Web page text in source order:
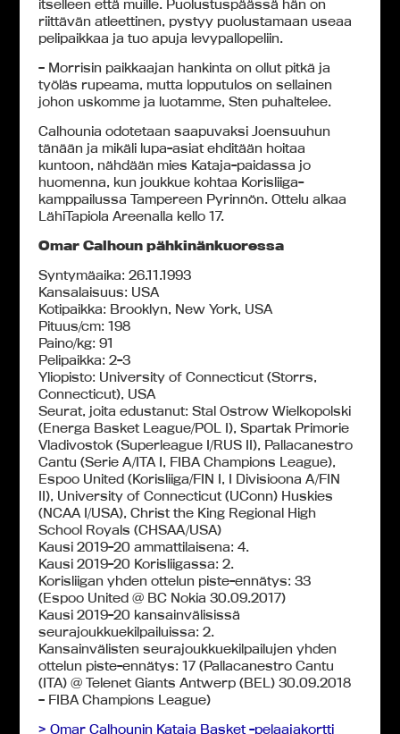
itselleen että muille. Puolustuspäässä hän on
riittävän atleettinen, pystyy puolustamaan useaa
pelipaikkaa ja tuo apuja levypallopeliin.
– Morrisin paikkaajan hankinta on ollut pitkä ja
työläs rupeama, mutta lopputulos on sellainen
johon uskomme ja luotamme, Sten puhaltelee.
Calhounia odotetaan saapuvaksi Joensuuhun
tänään ja mikäli lupa-asiat ehditään hoitaa
kuntoon, nähdään mies Kataja-paidassa jo
huomenna, kun joukkue kohtaa Korisliiga-
kamppailussa Tampereen Pyrinnön. Ottelu alkaa
LähiTapiola Areenalla kello 17.
Omar Calhoun pähkinänkuoressa
Syntymäaika: 26.11.1993
Kansalaisuus: USA
Kotipaikka: Brooklyn, New York, USA
Pituus/cm: 198
Paino/kg: 91
Pelipaikka: 2-3
Yliopisto: University of Connecticut (Storrs,
Connecticut), USA
Seurat, joita edustanut: Stal Ostrow Wielkopolski
(Energa Basket League/POL I), Spartak Primorie
Vladivostok (Superleague I/RUS II), Pallacanestro
Cantu (Serie A/ITA I, FIBA Champions League),
Espoo United (Korisliiga/FIN I, I Divisioona A/FIN
II), University of Connecticut (UConn) Huskies
(NCAA I/USA), Christ the King Regional High
School Royals (CHSAA/USA)
Kausi 2019-20 ammattilaisena: 4.
Kausi 2019-20 Korisliigassa: 2.
Korisliigan yhden ottelun piste-ennätys: 33
(Espoo United @ BC Nokia 30.09.2017)
Kausi 2019-20 kansainvälisissä
seurajoukkuekilpailuissa: 2.
Kansainvälisten seurajoukkuekilpailujen yhden
ottelun piste-ennätys: 17 (Pallacanestro Cantu
(ITA) @ Telenet Giants Antwerp (BEL) 30.09.2018
– FIBA Champions League)
> Omar Calhounin Kataja Basket -pelaajakortti